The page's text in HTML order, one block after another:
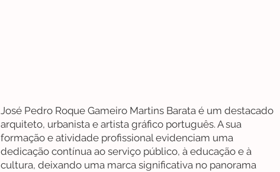
José Pedro Roque Gameiro Martins Barata é um destacado
arquiteto, urbanista e artista gráfico português. A sua
formação e atividade profissional evidenciam uma
dedicação contínua ao serviço público, à educação e à
cultura, deixando uma marca significativa no panorama